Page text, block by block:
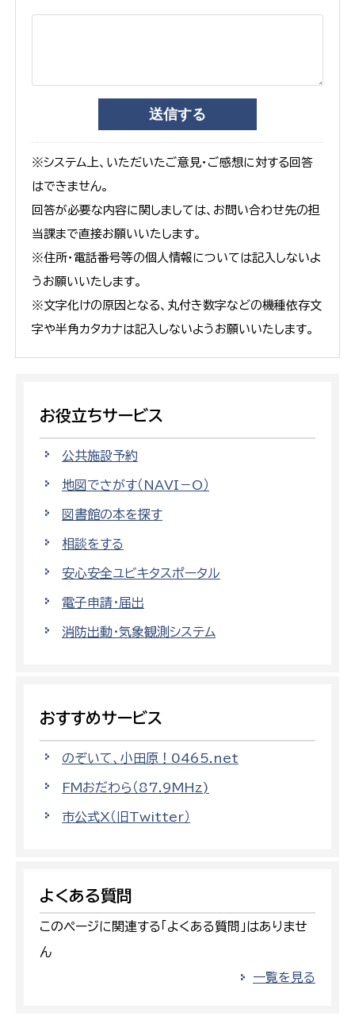
※システム上、いただいたご意見・ご感想に対する回答
はできません。
回答が必要な内容に関しましては、お問い合わせ先の担
当課まで直接お願いいたします。
※住所・電話番号等の個人情報については記入しないよ
うお願いいたします。
※文字化けの原因となる、丸付き数字などの機種依存文
字や半角カタカナは記入しないようお願いいたします。
お役立ちサービス
公共施設予約
地図でさがす（NAVI－O）
図書館の本を探す
相談をする
安心安全ユビキタスポータル
電子申請・届出
消防出動・気象観測システム
おすすめサービス
のぞいて、小田原！0465.net
FMおだわら（87.9MHz)
市公式X（旧Twitter）
よくある質問
このページに関連する「よくある質問」はありませ
ん
一覧を見る